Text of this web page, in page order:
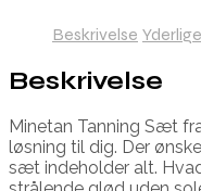
Beskrivelse
Beskrivelse
Minetan Tanning Sæt
løsning til dig. Der
sæt indeholder alt.